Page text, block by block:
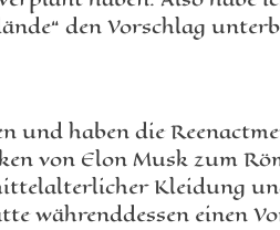
den Vorschlag
und haben die
von Elon Musk zum
Kleidung
währenddessen einen